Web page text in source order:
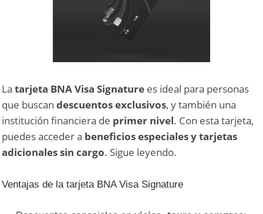
Latarjeta BNA Visa Signature es ideal para personas
que buscandescuentos exclusivos, y también una
institución financiera de primer nivel. Con esta tarjeta,
puedes acceder a beneficios especiales y tarjetas
adicionales sin cargo. Sigue leyendo.
Ventajas de la tarjeta BNA Visa Signature